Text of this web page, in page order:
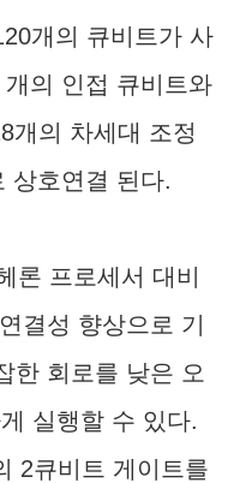
개의 큐비트가 사
의 인접 큐비트와
개의 차세대 조정
상호연결 된다.
론 프로세서 대비
결성 향상으로 기
한 회로를 낮은 오
실행할 수 있다.
2큐비트 게이트를